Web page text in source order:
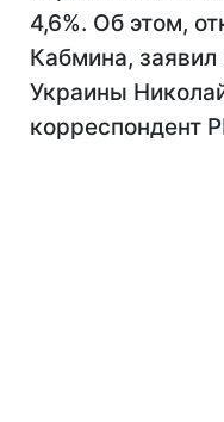
4,6%. Об этом,
Кабмина,
Украины
корреспондент